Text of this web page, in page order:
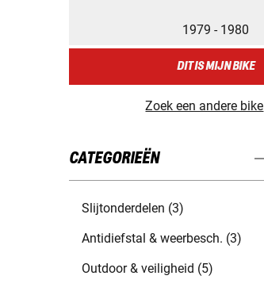
1979 - 1980
DIT IS MIJN BIKE
Zoek een andere bike
CATEGORIEËN
Slijtonderdelen (3)
Antidiefstal & weerbesch. (3)
Outdoor & veiligheid (5)